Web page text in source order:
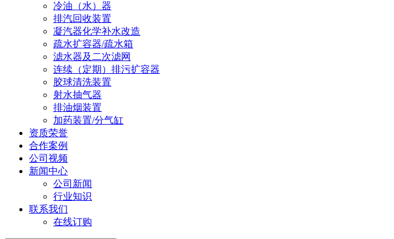
冷油（水）器
排汽回收装置
凝汽器化学补水改造
疏水扩容器/疏水箱
滤水器及二次滤网
连续（定期）排污扩容器
胶球清洗装置
射水抽气器
排油烟装置
加药装置/分气缸
资质荣誉
合作案例
公司视频
新闻中心
公司新闻
行业知识
联系我们
在线订购